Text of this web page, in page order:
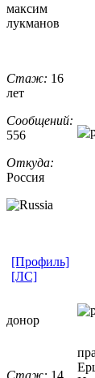
максим
лукманов
Стаж: 16
лет
Сообщений:
556
Откуда:
Россия
[Профиль]
[ЛС]
донор
Стаж: 14